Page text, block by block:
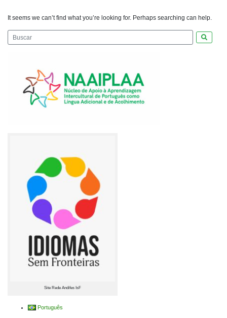
It seems we can’t find what you’re looking for. Perhaps searching can help.
Site Rede Andifes IsF
Português